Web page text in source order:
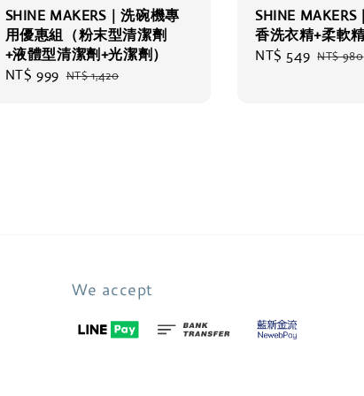
SHINE MAKERS｜洗碗機專
用優惠組（粉末型清潔劑
+液體型清潔劑+光潔劑）
Sale
NT$ 999 Regular
NT$ 1,420
SHINE
香洗衣精+柔軟
Sale
NT$ 549 Regular
NT$ 980
We accept